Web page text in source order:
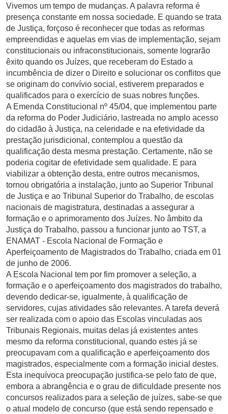
Vivemos um tempo de mudanças. A palavra reforma é
presença constante em nossa sociedade. E quando se trata
de Justiça, forçoso é reconhecer que todas as reformas
empreendidas e aquelas em vias de implementação, sejam
constitucionais ou infraconstitucionais, somente lograrão
êxito quando os Juízes, que receberam do Estado a
incumbência de dizer o Direito e solucionar os conflitos que
se originam do convívio social, estiverem preparados e
qualificados para o exercício de suas nobres funções.
A Emenda Constitucional nº 45/04, que implementou parte
da reforma do Poder Judiciário, lastreada no amplo acesso
do cidadão à Justiça, na celeridade e na efetividade da
prestação jurisdicional, contemplou a questão da
qualificação desta mesma prestação. Certamente, não se
poderia cogitar de efetividade sem qualidade. E para
viabilizar a obtenção desta, entre outros mecanismos,
tornou obrigatória a instalação, junto ao Superior Tribunal
de Justiça e ao Tribunal Superior do Trabalho, de escolas
nacionais de magistratura, destinadas a assegurar a
formação e o aprimoramento dos Juízes. No âmbito da
Justiça do Trabalho, passou a funcionar junto ao TST, a
ENAMAT - Escola Nacional de Formação e
Aperfeiçoamento de Magistrados do Trabalho, criada em 01
de junho de 2006.
A Escola Nacional tem por fim promover a seleção, a
formação e o aperfeiçoamento dos magistrados do trabalho,
devendo dedicar-se, igualmente, à qualificação de
servidores, cujas atividades são relevantes. A tarefa deverá
ser realizada com o apoio das Escolas vinculadas aos
Tribunais Regionais, muitas delas já existentes antes
mesmo da reforma constitucional, quando estes já se
preocupavam com a qualificação e aperfeiçoamento dos
magistrados, especialmente com a formação inicial destes.
Esta inequívoca preocupação justifica-se pelo fato de que,
embora a abrangência e o grau de dificuldade presente nos
concursos realizados para a seleção de juízes, sabe-se que
o atual modelo de concurso (que está sendo repensado e